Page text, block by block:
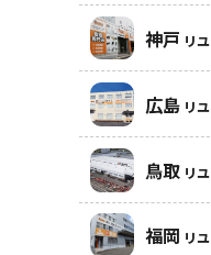
神戸 リ
広島 リ
鳥取 リ
福岡 リ